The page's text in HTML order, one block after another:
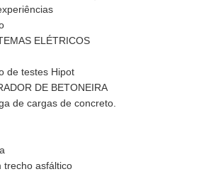
ELÉTRICOS
de testes Hipot
DE BETONEIRA
de cargas de concreto.
trecho asfáltico